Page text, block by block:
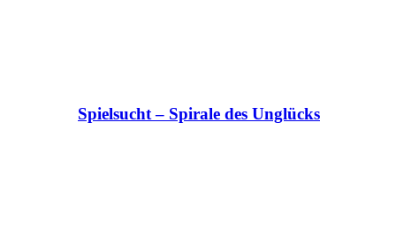
Spielsucht – Spirale des Unglücks